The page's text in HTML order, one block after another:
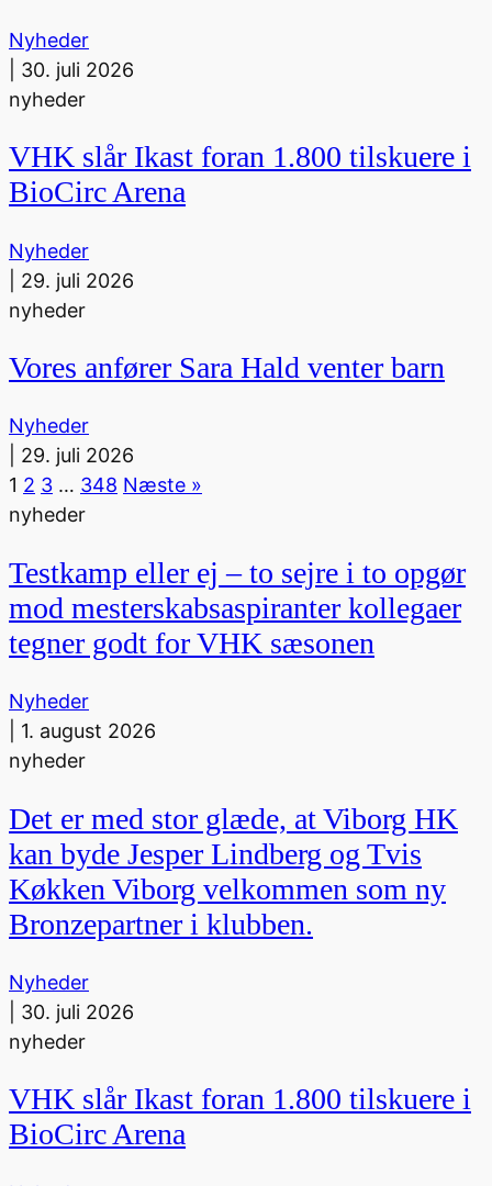
Nyheder
30. juli 2026
nyheder
VHK slår Ikast foran 1.800 tilskuere i
BioCirc Arena
Nyheder
29. juli 2026
nyheder
Vores anfører Sara Hald venter barn
Nyheder
29. juli 2026
1 2 3 … 348 Næste »
nyheder
Testkamp eller ej – to sejre i to opgør
mod mesterskabsaspiranter kollegaer
tegner godt for VHK sæsonen
Nyheder
1. august 2026
nyheder
Det er med stor glæde, at Viborg HK
kan byde Jesper Lindberg og Tvis
Køkken Viborg velkommen som ny
Bronzepartner i klubben.
Nyheder
30. juli 2026
nyheder
VHK slår Ikast foran 1.800 tilskuere i
BioCirc Arena